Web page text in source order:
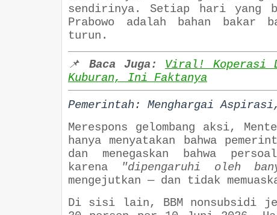
sendirinya. Setiap hari yang
Prabowo adalah bahan bakar
turun.
📌 Baca Juga:
Viral! Koperasi
Kuburan, Ini Faktanya
Pemerintah: Menghargai
Merespons gelombang aksi,
hanya menyatakan bahwa
dan menegaskan bahwa
karena
"dipengaruhi oleh
mengejutkan — dan tidak
Di sisi lain, BBM nonsubsidi